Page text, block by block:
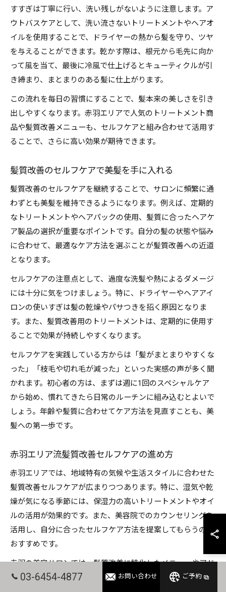
すすぎは丁寧に行い、洗い残しがないように注意します。ア
ウトバスケアとして、洗い流さないトリートメントやヘアオ
イルを使用することで、ドライヤーの熱から髪を守り、ツヤ
を与えることができます。乾かす際は、根元から毛先に向か
って風を当て、最後に冷風で仕上げるとキューティクルが引
き締まり、まとまりのある髪に仕上がります。
この流れを毎日の習慣にすることで、髪本来の美しさを引き
出しやすくなります。赤羽エリアで人気のトリートメント商
品や髪質改善メニューも、セルフケアと組み合わせて活用す
ることで、さらに高い効果が期待できます。
髪質改善のセルフケアで美髪を手に入れる
髪質改善のセルフケアを継続することで、サロンに頻繁に通
わずとも美髪を維持できるようになります。例えば、定期的
なトリートメントやヘアパックの使用、髪質に合ったヘアケ
ア製品の選択が重要なポイントです。自分の髪の状態や悩み
に合わせて、最適なケア方法を選ぶことが髪質改善への近道
となります。
セルフケアの注意点として、過度な洗髪や熱によるダメージ
には十分に気をつけましょう。特に、ドライヤーやヘアアイ
ロンの使いすぎは髪の乾燥やパサつきを招く原因となりま
す。また、髪質改善用のトリートメントは、定期的に使用す
ることで効果が持続しやすくなります。
セルフケアを実践している方からは「髪がまとまりやすくな
った」「枝毛や切れ毛が減った」といった実感の声が多く聞
かれます。初心者の方は、まずは週に1回のスペシャルケア
から始め、慣れてきたら日常のルーチンに組み込むとよいで
しょう。年齢や髪質に合わせてケア方法を見直すことも、美
髪への第一歩です。
赤羽エリア流髪質改善セルフケアの進め方
赤羽エリアでは、地域特有の気候や生活スタイルに合わせた
髪質改善セルフケアが広まりつつあります。特に、湿気や乾
燥が気になる季節には、保湿力の高いトリートメントやオイ
ルの活用が効果的です。また、美容院でのカウンセリングを
活用し、自分に合ったセルフケア方法を提案してもらうのも
おすすめです。
赤羽の美容サロンでは、髪質改善に特化したメニューやアド
バイスを提供している店舗も多く、サロンで得た知識を自宅
03-6454-4877 お問い合わせ ご予約